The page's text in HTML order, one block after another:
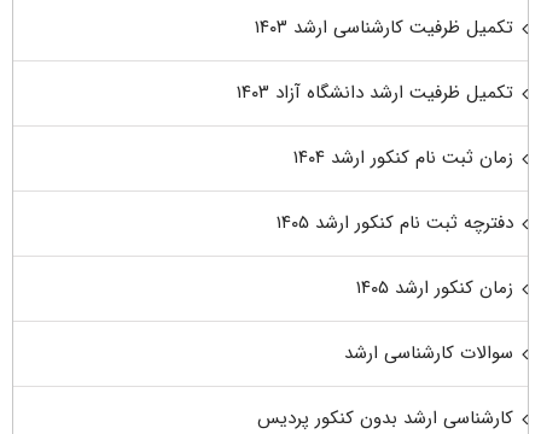
تکمیل ظرفیت کارشناسی ارشد ۱۴۰۳
تکمیل ظرفیت ارشد دانشگاه آزاد ۱۴۰۳
زمان ثبت نام کنکور ارشد ۱۴۰۴
دفترچه ثبت نام کنکور ارشد ۱۴۰۵
زمان کنکور ارشد ۱۴۰۵
سوالات کارشناسی ارشد
کارشناسی ارشد بدون کنکور پردیس